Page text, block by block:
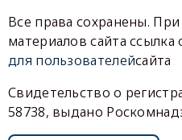
Все права сохранены.
материалов сайта ссылка
для пользователейсайта
Свидетельство о
58738, выдано